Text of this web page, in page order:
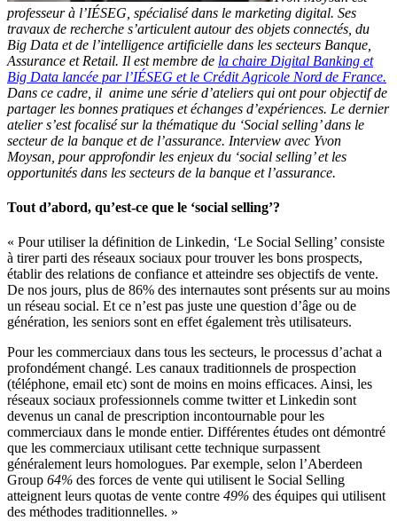
professeur à l’IÉSEG, spécialisé dans le marketing digital. Ses
travaux de recherche s’articulent autour des objets connectés, du
Big Data et de l’intelligence artificielle dans les secteurs Banque,
Assurance et Retail. Il est membre de la chaire Digital Banking et
Big Data lancée par l’IÉSEG et le Crédit Agricole Nord de France.
Dans ce cadre, il anime une série d’ateliers qui ont pour objectif de
partager les bonnes pratiques et échanges d’expériences. Le dernier
atelier s’est focalisé sur la thématique du ‘Social selling’ dans le
secteur de la banque et de l’assurance. Interview avec Yvon
Moysan, pour approfondir les enjeux du ‘social selling’ et les
opportunités dans les secteurs de la banque et l’assurance.
Tout d’abord, qu’est-ce que le ‘social selling’?
« Pour utiliser la définition de Linkedin, ‘Le Social Selling’ consiste
à tirer parti des réseaux sociaux pour trouver les bons prospects,
établir des relations de confiance et atteindre ses objectifs de vente.
De nos jours, plus de 86% des internautes sont présents sur au moins
un réseau social. Et ce n’est pas juste une question d’âge ou de
génération, les seniors sont en effet également très utilisateurs.
Pour les commerciaux dans tous les secteurs, le processus d’achat a
profondément changé. Les canaux traditionnels de prospection
(téléphone, email etc) sont de moins en moins efficaces. Ainsi, les
réseaux sociaux professionnels comme twitter et Linkedin sont
devenus un canal de prescription incontournable pour les
commerciaux dans le monde entier. Différentes études ont démontré
que les commerciaux utilisant cette technique surpassent
généralement leurs homologues. Par exemple, selon l’Aberdeen
Group 64% des forces de vente qui utilisent le Social Selling
atteignent leurs quotas de vente contre 49% des équipes qui utilisent
des méthodes traditionnelles. »